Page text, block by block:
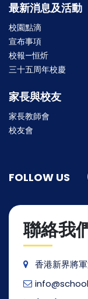
最新消息及活動
校園點滴
宣布事項
校報—恒炘
三十五周年校慶
家長與校友
家長教師會
校友會
FOLLOW US
聯絡我
香港新界將